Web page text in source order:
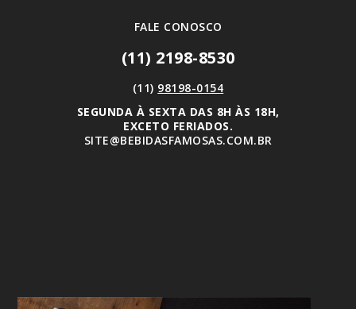
FALE CONOSCO
(11) 2198-8530
(11) 98198-0154
SEGUNDA À SEXTA DAS 8H ÀS 18H,
EXCETO FERIADOS.
SITE@BEBIDASFAMOSAS.COM.BR